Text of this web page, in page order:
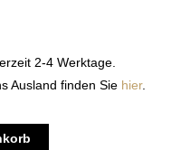
2-4 Werktage.
Ausland finden Sie hier.